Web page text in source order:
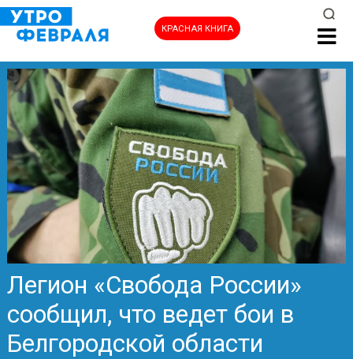
КРАСНАЯ КНИГА
Легион «Свобода России»
сообщил, что ведет бои в
Белгородской области